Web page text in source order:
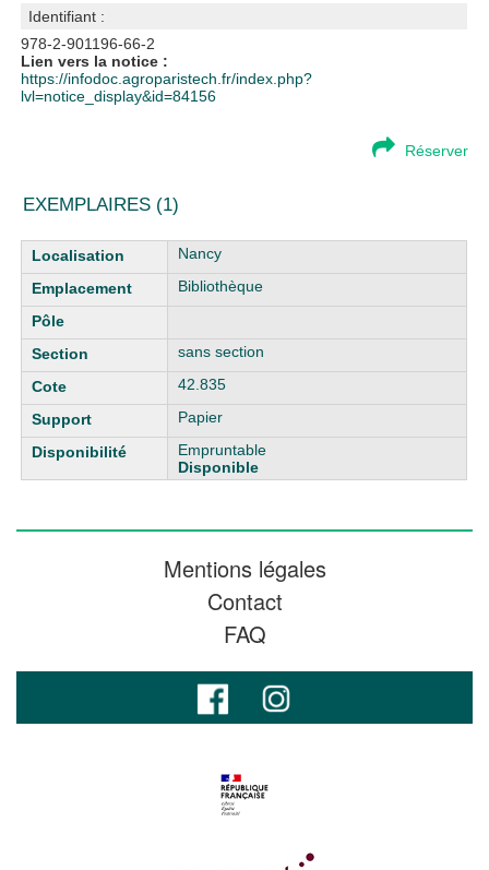
Identifiant :
978-2-901196-66-2
Lien vers la notice :
https://infodoc.agroparistech.fr/index.php?
lvl=notice_display&id=84156
Réserver
EXEMPLAIRES (1)
Liste des exemplaires
Nancy
Bibliothèque
sans section
42.835
Papier
Empruntable
Disponible
Mentions légales
Contact
FAQ